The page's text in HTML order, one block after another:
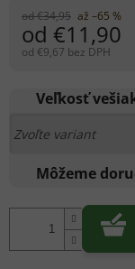
od €34,95 až –65 %
od €11,90
od €9,67 bez DPH
cena:
Veľkosť
Môžeme